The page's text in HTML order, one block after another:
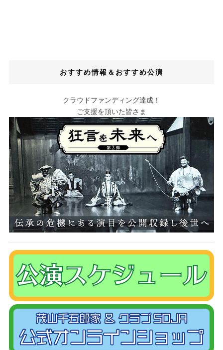
おすすめ情報＆おすすめ公演
クラウドファンディング達成！
ご支援を頂いた皆さま